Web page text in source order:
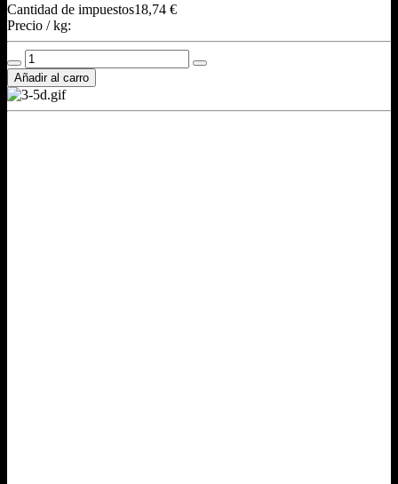
Cantidad de impuestos18,74 €
Precio / kg: